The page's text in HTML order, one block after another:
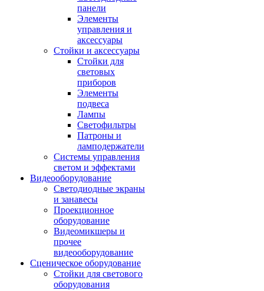
панели
Элементы
управления и
аксессуары
Стойки и аксессуары
Стойки для
световых
приборов
Элементы
подвеса
Лампы
Светофильтры
Патроны и
ламподержатели
Системы управления
светом и эффектами
Видеооборудование
Светодиодные экраны
и занавесы
Проекционное
оборудование
Видеомикшеры и
прочее
видеооборудование
Сценическое оборудование
Стойки для светового
оборудования